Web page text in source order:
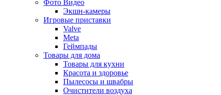
Фото Видео
Экшн-камеры
Игровые приставки
Valve
Meta
Геймпады
Товары для дома
Товары для кухни
Красота и здоровье
Пылесосы и швабры
Очистители воздуха